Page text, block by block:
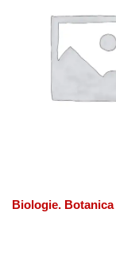
Biologie. Botanica